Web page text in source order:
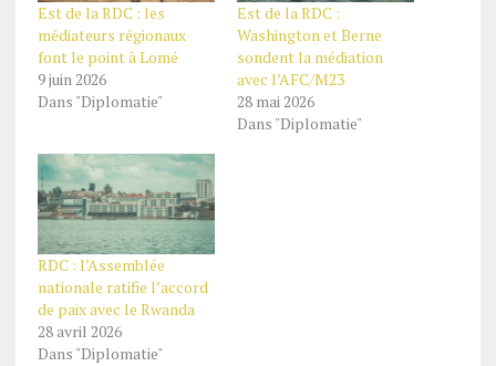
Est de la RDC : les
médiateurs régionaux
font le point à Lomé
9 juin 2026
Dans "Diplomatie"
Est de la RDC :
Washington et Berne
sondent la médiation
avec l’AFC/M23
28 mai 2026
Dans "Diplomatie"
RDC : l’Assemblée
nationale ratifie l’accord
de paix avec le Rwanda
28 avril 2026
Dans "Diplomatie"